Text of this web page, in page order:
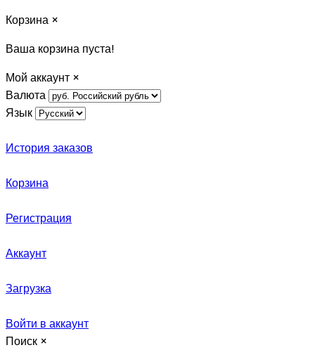
Корзина ×
Ваша корзина пуста!
Мой аккаунт ×
Валюта
Язык
История заказов
Корзина
Регистрация
Аккаунт
Загрузка
Войти в аккаунт
Поиск ×